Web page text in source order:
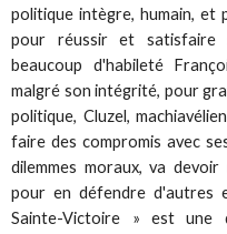
politique intègre, humain,
pour réussir et satisfaire
beaucoup d'habileté
malgré son intégrité, pour
politique, Cluzel,
faire des compromis avec
dilemmes moraux, va
pour en défendre d'autres
Sainte-Victoire » est une